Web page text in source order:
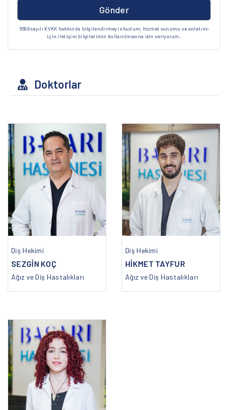
Gönder
6698 sayılı KVKK hakkında bilgilendirmeyi okudum; hizmet sunumu ve anlatımı
için iletişim bilgilerimin kullanılmasına izin veriyorum.
Doktorlar
Diş Hekimi
SEZGİN KOÇ
Ağız ve Diş Hastalıkları
Diş Hekimi
HİKMET TAYFUR
Ağız ve Diş Hastalıkları